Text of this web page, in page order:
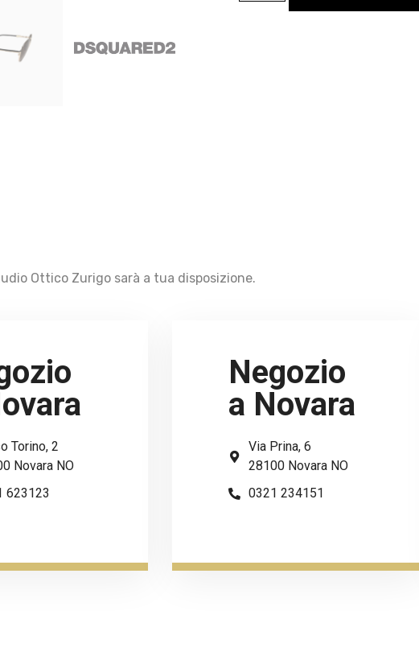
Ottico Zurigo sarà a tua disposizione.
Torino, 2
Novara NO
623123
Negozio
a Novara
Via Prina, 6
28100 Novara NO
0321 234151